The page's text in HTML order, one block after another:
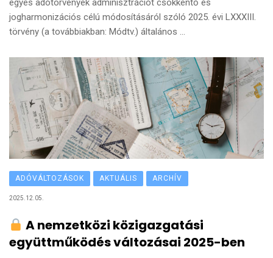
egyes adótörvények adminisztrációt csökkentő és
jogharmonizációs célú módosításáról szóló 2025. évi LXXXIII.
törvény (a továbbiakban: Módtv.) általános ...
ADÓVÁLTOZÁSOK AKTUÁLIS ARCHÍV
2025.12.05.
A nemzetközi közigazgatási
együttműködés változásai 2025-ben